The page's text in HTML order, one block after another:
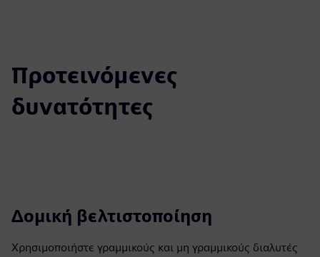
Προτεινόμενες
δυνατότητες
Δομική βελτιστοποίηση
Χρησιμοποιήστε γραμμικούς και μη γραμμικούς διαλυτές